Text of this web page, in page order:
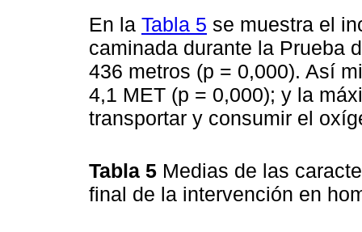
En la Tabla 5 se muestra el
caminada durante la Prueba
436 metros (p = 0,000). Así
4,1 MET (p = 0,000); y la
transportar y consumir el
Tabla 5 Medias de las
final de la intervención en